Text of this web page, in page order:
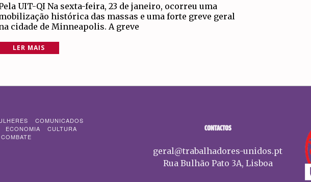
UIT-QI Na sexta-feira, 23 de janeiro, ocorreu uma
histórica das massas e uma forte greve geral
cidade de Minneapolis. A greve
LER MAIS
COMUNICADOS
ECONOMIA
CULTURA
CONTACTOS
geral@trabalhadores-unidos.pt
Rua Bulhão Pato 3A, Lisboa